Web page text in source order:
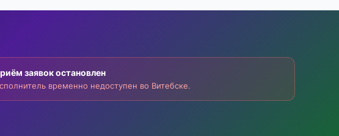
заявок остановлен
временно недоступен во Витебске.